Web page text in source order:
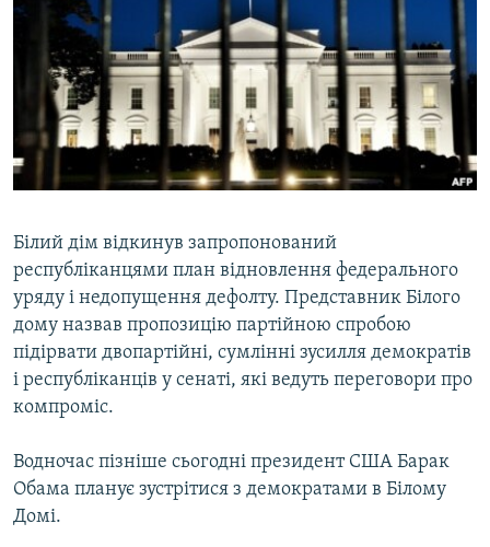
МУЛЬТИМЕДІА
ФОТО
СПЕЦПРОЄКТИ
ПОДКАСТИ
РУС
УКР
КТАТ
ДОЛУЧАЙСЯ!
Усі сайти RFE/RL
Білий дім відкинув запропонований
республіканцями план відновлення федерального
уряду і недопущення дефолту. Представник Білого
дому назвав пропозицію партійною спробою
підірвати двопартійні, сумлінні зусилля демократів
і республіканців у сенаті, які ведуть переговори про
компроміс.
Водночас пізніше сьогодні президент США Барак
Обама планує зустрітися з демократами в Білому
Домі.